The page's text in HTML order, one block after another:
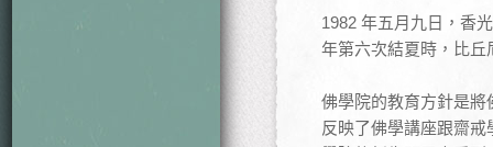
1982 年五月九日，香
年第六次結夏時，比丘
佛學院的教育方針是
反映了佛學講座跟齋